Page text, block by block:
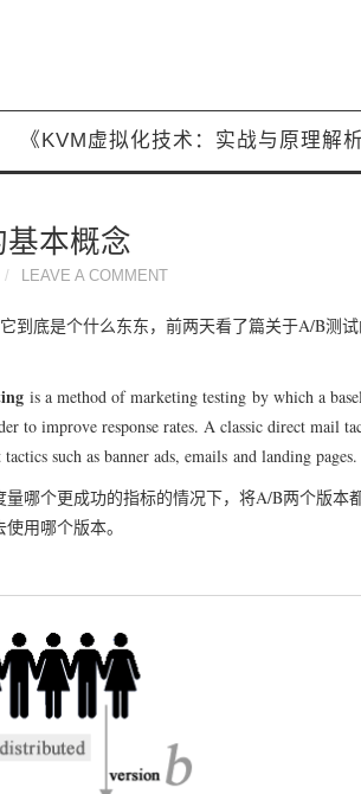
《KVM虚拟化技术：实战与原理解析
本概念
LEAVE A COMMENT
到底是个什么东东，前两天看了篇关于A/B测
is a method of marketing testing by which a
to improve response rates. A classic direct mail
such as banner ads, emails and landing pages.
哪个更成功的指标的情况下，将A/B两个版本
用哪个版本。